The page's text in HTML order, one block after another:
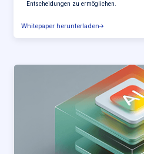
Entscheidungen zu ermöglichen.
Whitepaper herunterladen